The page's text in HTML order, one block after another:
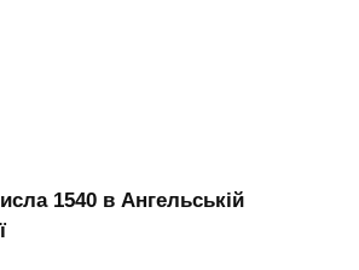
1540 в Ангельській